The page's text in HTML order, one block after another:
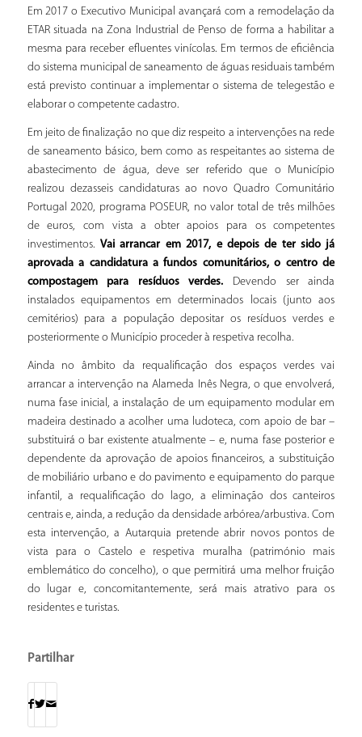
Em 2017 o Executivo Municipal avançará com a remodelação da
ETAR situada na Zona Industrial de Penso de forma a habilitar a
mesma para receber efluentes vinícolas. Em termos de eficiência
do sistema municipal de saneamento de águas residuais também
está previsto continuar a implementar o sistema de telegestão e
elaborar o competente cadastro.
Em jeito de finalização no que diz respeito a intervenções na rede
de saneamento básico, bem como as respeitantes ao sistema de
abastecimento de água, deve ser referido que o Município
realizou dezasseis candidaturas ao novo Quadro Comunitário
Portugal 2020, programa POSEUR, no valor total de três milhões
de euros, com vista a obter apoios para os competentes
investimentos. Vai arrancar em 2017, e depois de ter sido já
aprovada a candidatura a fundos comunitários, o centro de
compostagem para resíduos verdes. Devendo ser ainda
instalados equipamentos em determinados locais (junto aos
cemitérios) para a população depositar os resíduos verdes e
posteriormente o Município proceder à respetiva recolha.
Ainda no âmbito da requalificação dos espaços verdes vai
arrancar a intervenção na Alameda Inês Negra, o que envolverá,
numa fase inicial, a instalação de um equipamento modular em
madeira destinado a acolher uma ludoteca, com apoio de bar –
substituirá o bar existente atualmente – e, numa fase posterior e
dependente da aprovação de apoios financeiros, a substituição
de mobiliário urbano e do pavimento e equipamento do parque
infantil, a requalificação do lago, a eliminação dos canteiros
centrais e, ainda, a redução da densidade arbórea/arbustiva. Com
esta intervenção, a Autarquia pretende abrir novos pontos de
vista para o Castelo e respetiva muralha (património mais
emblemático do concelho), o que permitirá uma melhor fruição
do lugar e, concomitantemente, será mais atrativo para os
residentes e turistas.
Partilhar